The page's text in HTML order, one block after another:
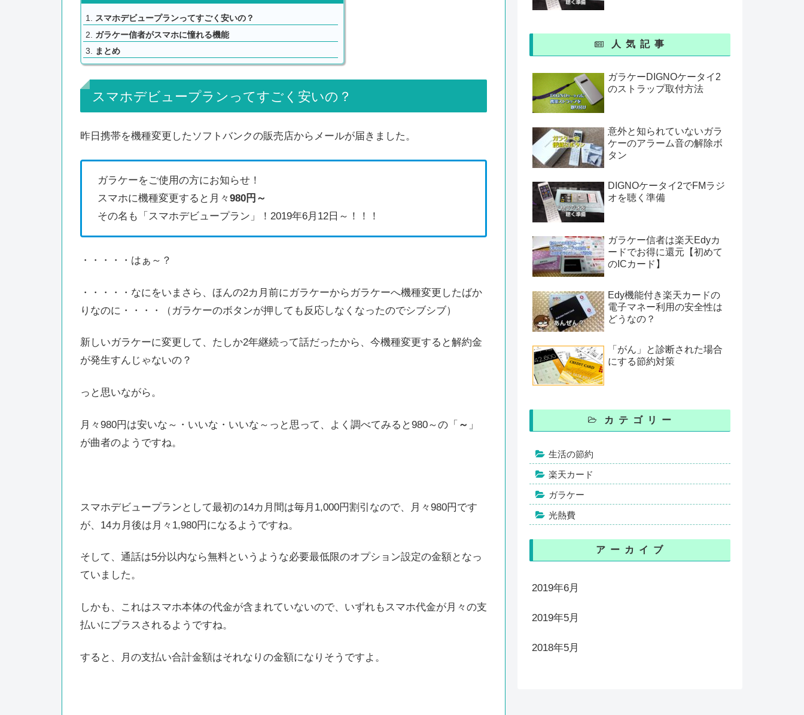
スマホデビュープランってすごく安いの？
ガラケー信者がスマホに憧れる機能
まとめ
スマホデビュープランってすごく安いの？
昨日携帯を機種変更したソフトバンクの販売店からメールが届きました。
ガラケーをご使用の方にお知らせ！
スマホに機種変更すると月々980円～
その名も「スマホデビュープラン」！2019年6月12日～！！！
・・・・・はぁ～？
・・・・・なにをいまさら、ほんの2カ月前にガラケーからガラケーへ機種変更したばか
りなのに・・・・（ガラケーのボタンが押しても反応しなくなったのでシブシブ）
新しいガラケーに変更して、たしか2年継続って話だったから、今機種変更すると解約金
が発生すんじゃないの？
っと思いながら。
月々980円は安いな～・いいな・いいな～っと思って、よく調べてみると980～の「 ～ 」
が曲者のようですね。
スマホデビュープランとして最初の14カ月間は毎月1,000円割引なので、月々980円です
が、14カ月後は月々1,980円になるようですね。
そして、通話は5分以内なら無料というような必要最低限のオプション設定の金額となっ
ていました。
しかも、これはスマホ本体の代金が含まれていないので、いずれもスマホ代金が月々の支
払いにプラスされるようですね。
すると、月の支払い合計金額はそれなりの金額になりそうですよ。
人気記事
ガラケーDIGNOケータイ2
のストラップ取付方法
意外と知られていないガラ
ケーのアラーム音の解除ボ
タン
DIGNOケータイ2でFMラジ
オを聴く準備
ガラケー信者は楽天Edyカ
ードでお得に還元【初めて
のICカード】
Edy機能付き楽天カードの
電子マネー利用の安全性は
どうなの？
「がん」と診断された場合
にする節約対策
カテゴリー
生活の節約
楽天カード
ガラケー
光熱費
アーカイブ
2019年6月
2019年5月
2018年5月